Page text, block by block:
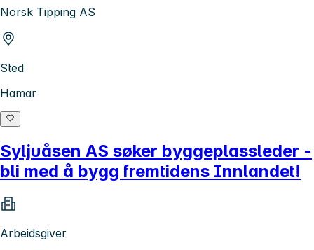
Norsk Tipping AS
Sted
Hamar
Syljuåsen AS søker byggeplassleder -
bli med å bygg fremtidens Innlandet!
Arbeidsgiver